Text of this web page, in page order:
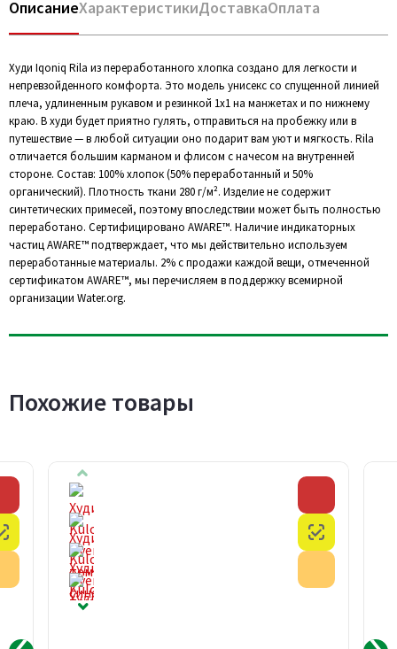
ОписаниеХарактеристикиДоставкаОплата
Худи Iqoniq Rila из переработанного хлопка создано для легкости и
непревзойденного комфорта. Это модель унисекс со спущенной линией
плеча, удлиненным рукавом и резинкой 1х1 на манжетах и по нижнему
краю. В худи будет приятно гулять, отправиться на пробежку или в
путешествие — в любой ситуации оно подарит вам уют и мягкость. Rila
отличается большим карманом и флисом с начесом на внутренней
стороне. Состав: 100% хлопок (50% переработанный и 50%
органический). Плотность ткани 280 г/м². Изделие не содержит
синтетических примесей, поэтому впоследствии может быть полностью
переработано. Сертифицировано AWARE™. Наличие индикаторных
частиц AWARE™ подтверждает, что мы действительно используем
переработанные материалы. 2% с продажи каждой вещи, отмеченной
сертификатом AWARE™, мы перечисляем в поддержку всемирной
организации Water.org.
Похожие товары
Честный знак